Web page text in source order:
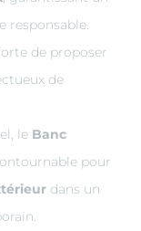
responsable.
de proposer
de
le Banc
pour
dans un